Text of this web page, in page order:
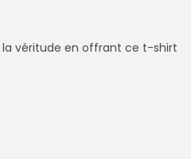
véritude en offrant ce t-shirt